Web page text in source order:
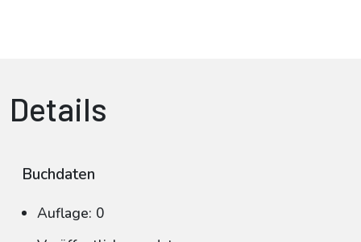
Details
Buchdaten
Auflage: 0